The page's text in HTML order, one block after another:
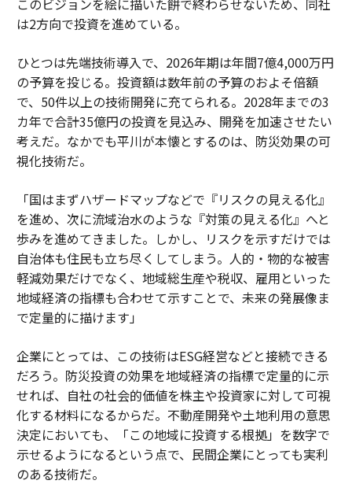
は2方向で投資を進めている。
ひとつは先端技術導入で、2026年期は年間7億4,000万円
の予算を投じる。投資額は数年前の予算のおよそ倍額
で、50件以上の技術開発に充てられる。2028年までの3
カ年で合計35億円の投資を見込み、開発を加速させたい
考えだ。なかでも平川が本懐とするのは、防災効果の可
視化技術だ。
「国はまずハザードマップなどで『リスクの見える化』
を進め、次に流域治水のような『対策の見える化』へと
歩みを進めてきました。しかし、リスクを示すだけでは
自治体も住民も立ち尽くしてしまう。人的・物的な被害
軽減効果だけでなく、地域総生産や税収、雇用といった
地域経済の指標も合わせて示すことで、未来の発展像ま
で定量的に描けます」
企業にとっては、この技術はESG経営などと接続できる
だろう。防災投資の効果を地域経済の指標で定量的に示
せれば、自社の社会的価値を株主や投資家に対して可視
化する材料になるからだ。不動産開発や土地利用の意思
決定においても、「この地域に投資する根拠」を数字で
示せるようになるという点で、民間企業にとっても実利
のある技術だ。